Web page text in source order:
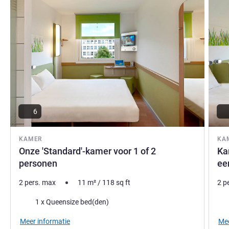
KAMER
Onze 'Standard'-kamer voor 1 of 2
personen
6
2 pers. max 11 m²/ 118 sq ft
Beddengoed
1 x Queensize bed(den)
Meer informatie
2